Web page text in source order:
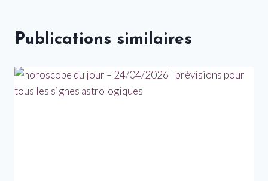
Publications similaires